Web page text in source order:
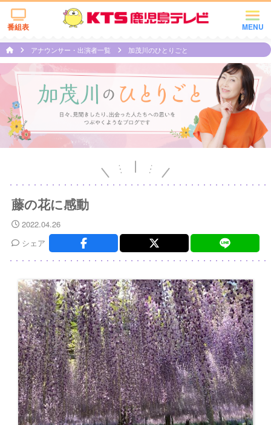
MENU
番組表
アナウンサー・出演者一覧 加茂川のひとりごと
藤の花に感動
2022.04.26
シェア